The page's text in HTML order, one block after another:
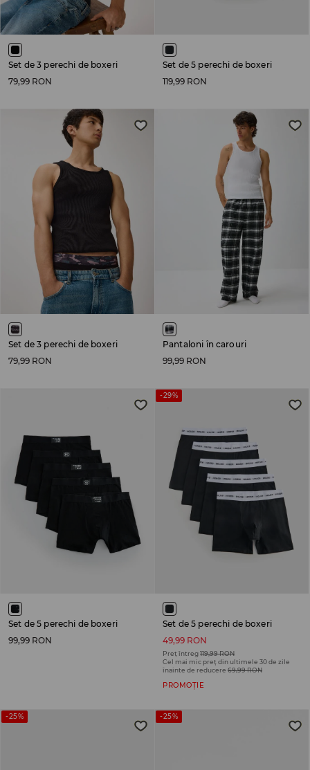
Set de 3 perechi de boxeri
79,99 RON
Set de 5 perechi de boxeri
119,99 RON
Set de 3 perechi de boxeri
79,99 RON
Pantaloni în carouri
99,99 RON
Set de 5 perechi de boxeri
99,99 RON
-29%
Set de 5 perechi de boxeri
49,99 RON
Preț întreg119,99 RON
Cel mai mic preț din ultimele 30 de zile
înainte de reducere 69,99 RON
PROMOȚIE
-25% -25%